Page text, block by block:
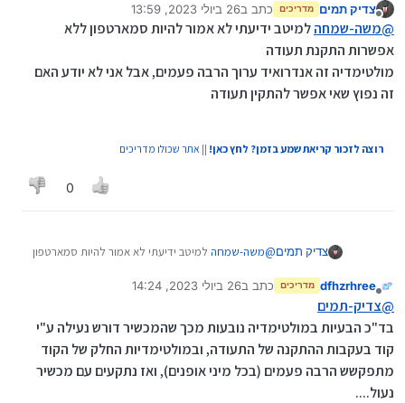
יש מולטימדיות שאי אפשר להתקין תעודה
יש בזה כללים פשוטים או שכל מערכת לגופה, ומה לגבי
הנ"ל בסמארטפון?
[יש לי מכשיר ישן שאני רוצה להתקין וויז וקול חי מיוזיק
של האפליקציה ולכן אני שואל אם יעבוד עם נטפרי].
מנותק
צדיק תמים מדריכים כתב ב26 ביולי 2023, 13:59
נערך לאחרונה על ידי
@משה-שמחהלמיטב ידיעתי לא אמור להיות סמארטפון ללא
אפשרות התקנת תעודה
מולטימדיה זה אנדרואיד ערוך הרבה פעמים, אבל אני לא יודע האם
זה נפוץ שאי אפשר להתקין תעודה
רוצה לזכור קריאת שמע בזמן? לחץ כאן! || אתר שכולו מדריכים
0
צדיק תמים@משה-שמחה למיטב ידיעתי לא אמור להיות סמארטפון
מולטימדיה זה אנדרואיד ערוך הרבה פעמים, אבל אני לא
מנותק
dfhzrhree מדריכים כתב ב26 ביולי 2023, 14:24
נערך לאחרונה על ידי
@צדיק-תמים
בד"כ הבעיות במולטימדיה נובעות מכך שהמכשיר דורש נעילה ע"י
קוד בעקבות ההתקנה של התעודה, ובמולטימדיות החלק של הקוד
מתפקשש הרבה פעמים (בכל מיני אופנים), ואז נתקעים עם מכשיר
נעול....